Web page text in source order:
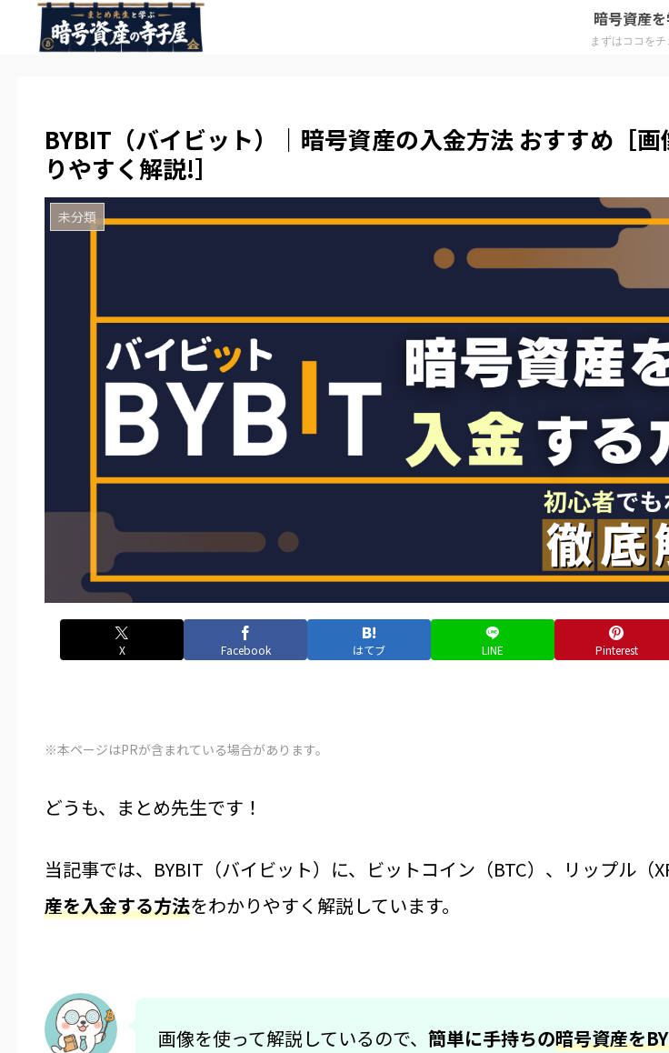
暗号資産
まずはココをチ
BYBIT（バイビット）｜暗号資産の入金方法 おすすめ［
りやすく解説!］
未分類
X Facebook はてブ LINE Pinterest
※本ページはPRが含まれている場合があります。
どうも、まとめ先生です！
当記事では、BYBIT（バイビット）に、ビットコイン（BTC）、リップル（
産を入金する方法をわかりやすく解説しています。
画像を使って解説しているので、 簡単に手持ちの暗号資産を